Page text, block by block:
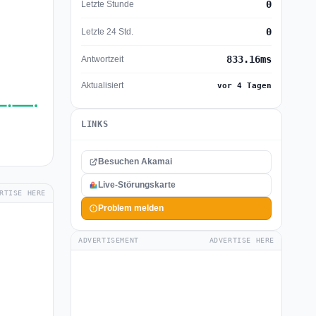
HERE
Letzte Stunde 0
Letzte 24 Std. 0
Antwortzeit 833.16ms
Aktualisiert vor 4 Tagen
LINKS
Besuchen Akamai
Live-Störungskarte
Problem melden
ADVERTISEMENT ADVERTISE HERE